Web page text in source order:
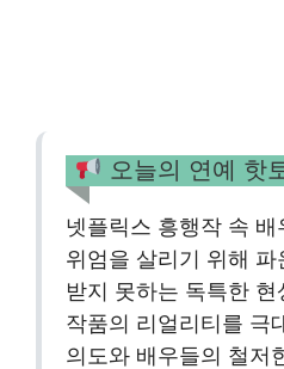
오늘의 연예 핫
넷플릭스 흥행작 속 배
위엄을 살리기 위해
받지 못하는 독특한
작품의 리얼리티를 극
의도와 배우들의 철저